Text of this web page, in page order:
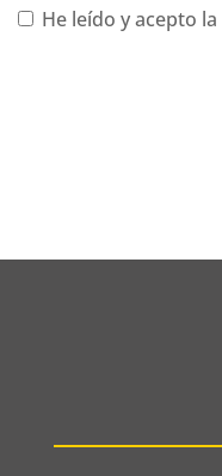
He leído y acepto la